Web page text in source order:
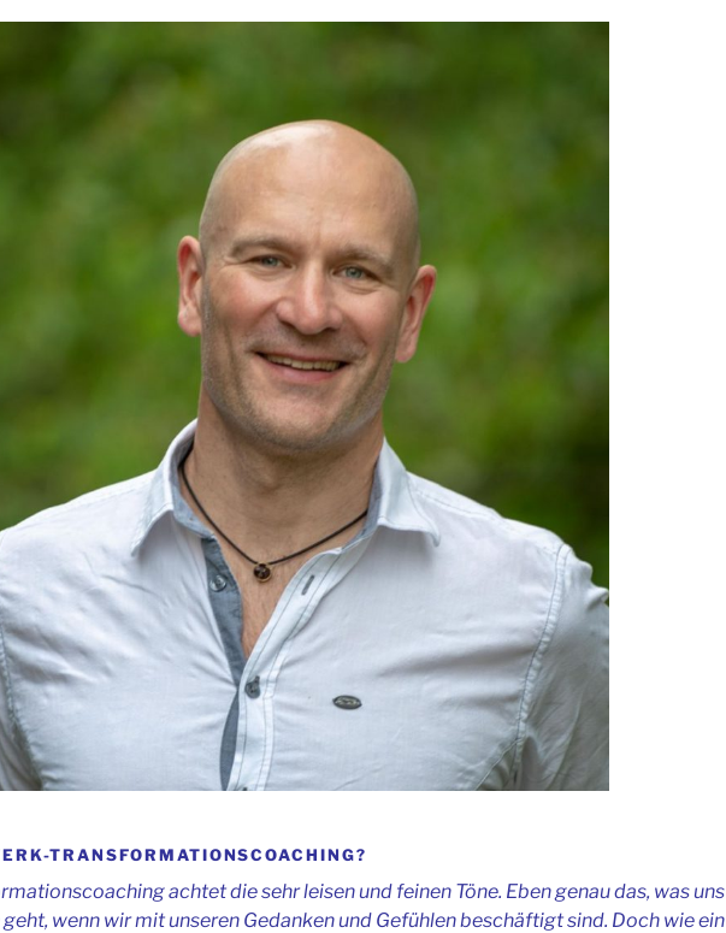
TRANSFORMATIONSCOACHING?
achtet die sehr leisen und feinen Töne. Eben genau das, was uns
wenn wir mit unseren Gedanken und Gefühlen beschäftigt sind. Doch wie ein